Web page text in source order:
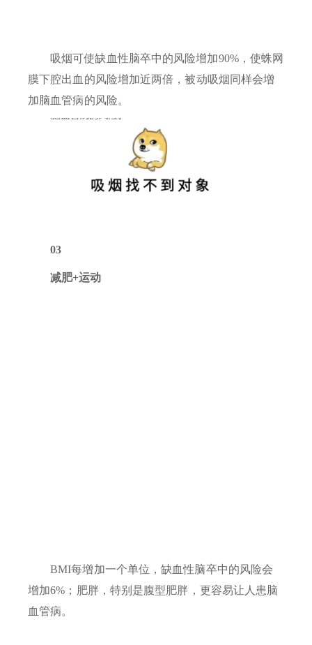
吸烟可使缺血性脑卒中的风险增加90%，使蛛网
膜下腔出血的风险增加近两倍，被动吸烟同样会增
加脑血管病的风险。
03
减肥+运动
BMI每增加一个单位，缺血性脑卒中的风险会
增加6%；肥胖，特别是腹型肥胖，更容易让人患脑
血管病。